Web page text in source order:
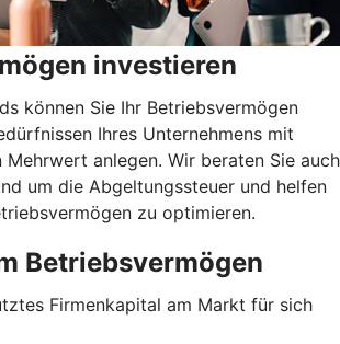
investieren
können Sie Ihr Betriebsvermögen
Ihres Unternehmens mit
Mehrwert anlegen. Wir beraten Sie auch
um die Abgeltungssteuer und helfen
zu optimieren.
Betriebsvermögen
Firmenkapital am Markt für sich